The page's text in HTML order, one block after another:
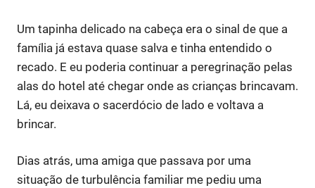
Um tapinha delicado na cabeça era o sinal de que a
família já estava quase salva e tinha entendido o
recado. E eu poderia continuar a peregrinação pelas
alas do hotel até chegar onde as crianças brincavam.
Lá, eu deixava o sacerdócio de lado e voltava a
brincar.
Dias atrás, uma amiga que passava por uma
situação de turbulência familiar me pediu uma